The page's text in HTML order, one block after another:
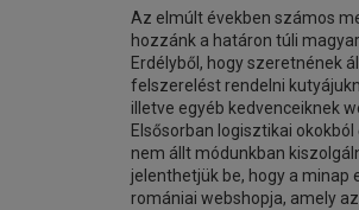
Az elmúlt években számos
hozzánk a határon túli
Erdélyből, hogy szeretnének
felszerelést rendelni
illetve egyéb kedvenceiknek
Elsősorban logisztikai
nem állt módunkban
jelenthetjük be, hogy a minap
romániai webshopja, amely